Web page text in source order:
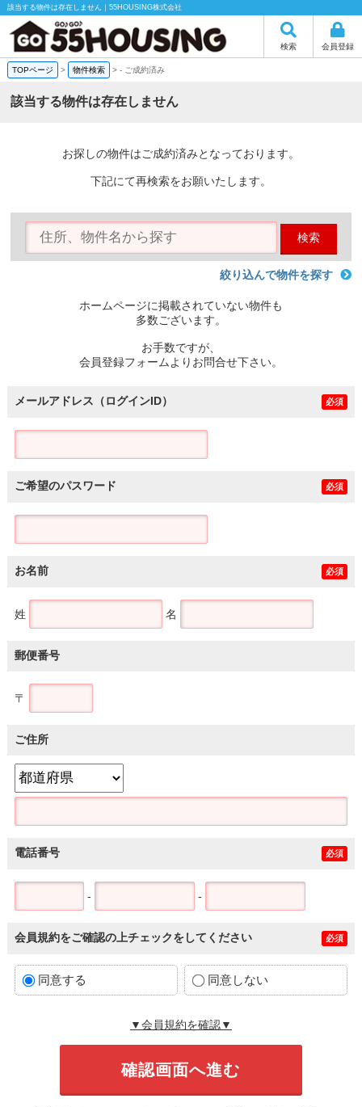
該当する物件は存在しません｜55HOUSING株式会社
検索 会員登録
TOPページ > 物件検索 >- ご成約済み
該当する物件は存在しません
お探しの物件はご成約済みとなっております。
下記にて再検索をお願いたします。
検索
絞り込んで物件を探す
ホームページに掲載されていない物件も
多数ございます。
お手数ですが、
会員登録フォームよりお問合せ下さい。
メールアドレス（ログインID） 必須
ご希望のパスワード 必須
お名前 必須
姓 名
郵便番号
〒
ご住所
電話番号 必須
- -
会員規約をご確認の上チェックをしてください 必須
同意する 同意しない
▼会員規約を確認▼